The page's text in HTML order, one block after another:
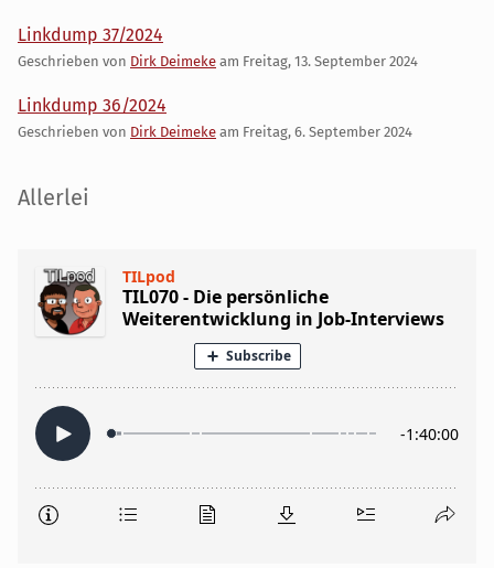
Linkdump 37/2024
Geschrieben von Dirk Deimeke am Freitag, 13. September 2024
Linkdump 36/2024
Geschrieben von Dirk Deimeke am Freitag, 6. September 2024
Seitenleiste
Allerlei